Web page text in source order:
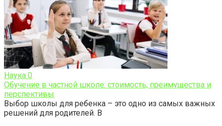
Наука 0
Обучение в частной школе: стоимость, преимущества и
перспективы
Выбор школы для ребенка – это одно из самых важных
решений для родителей. В